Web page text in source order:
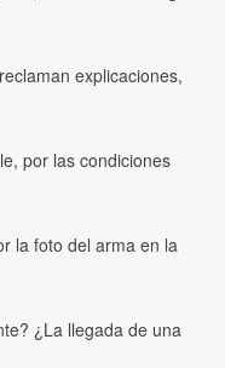
explicaciones,
por las condiciones
la foto del arma en la
¿La llegada de una